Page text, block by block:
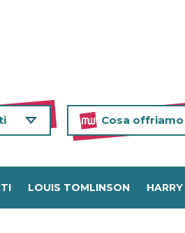
Cosa offriamo
LOUIS TOMLINSON